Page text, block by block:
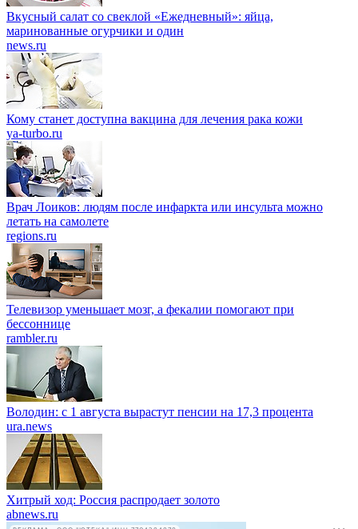
Вкусный салат со свеклой «Ежедневный»: яйца,
маринованные огурчики и один
news.ru
Кому станет доступна вакцина для лечения рака кожи
ya-turbo.ru
Врач Лоиков: людям после инфаркта или инсульта можно
летать на самолете
regions.ru
Телевизор уменьшает мозг, а фекалии помогают при
бессоннице
rambler.ru
Володин: с 1 августа вырастут пенсии на 17,3 процента
ura.news
Хитрый ход: Россия распродает золото
abnews.ru